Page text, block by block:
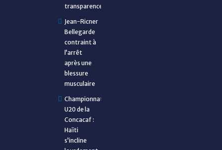
transparence
Jean-Ricner
Bellegarde
contraint à
l’arrêt
après une
blessure
musculaire
Championnat
U20 de la
Concacaf :
Haïti
s’incline